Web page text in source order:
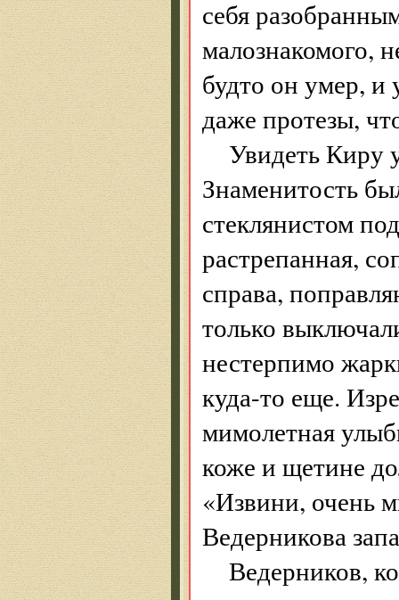
себя
малознакомого,
будто он умер, и
даже протезы,
Увидеть Киру
Знаменитость
стеклянистом
растрепанная,
справа,
только
нестерпимо
куда-то еще.
мимолетная
коже и щетине
«Извини, очень
Ведерникова
Ведерников,